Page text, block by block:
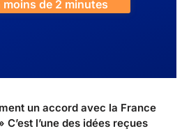
de 2 minutes
un accord avec la France
C’est l’une des idées reçues